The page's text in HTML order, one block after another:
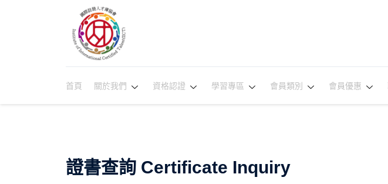
首頁 關於我們 資格認證 學習專區 會員類別 會員優惠
證書查詢 Certificate Inquiry